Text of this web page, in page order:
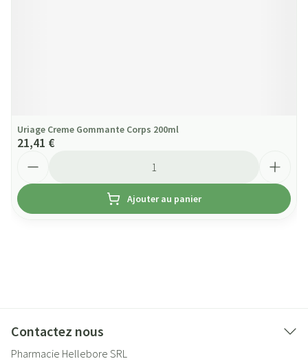
Uriage Creme Gommante Corps 200ml
21,41 €
Ajouter au panier
Contactez nous
Pharmacie Hellebore SRL